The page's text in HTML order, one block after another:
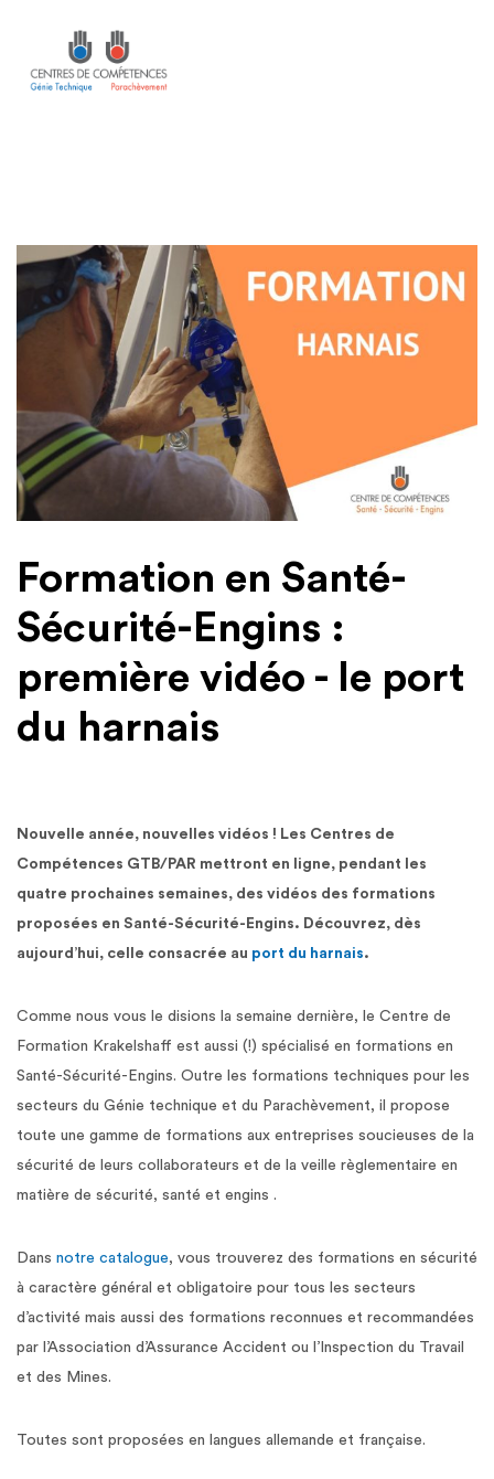
Formation en Santé-
Sécurité-Engins :
première vidéo - le port
du harnais
Nouvelle année, nouvelles vidéos ! Les Centres de
Compétences GTB/PAR mettront en ligne, pendant les
quatre prochaines semaines, des vidéos des formations
proposées en Santé-Sécurité-Engins. Découvrez, dès
aujourd’hui, celle consacrée au port du harnais.
Comme nous vous le disions la semaine dernière, le Centre de
Formation Krakelshaff est aussi (!) spécialisé en formations en
Santé-Sécurité-Engins. Outre les formations techniques pour les
secteurs du Génie technique et du Parachèvement, il propose
toute une gamme de formations aux entreprises soucieuses de la
sécurité de leurs collaborateurs et de la veille règlementaire en
matière de sécurité, santé et engins .
Dans notre catalogue, vous trouverez des formations en sécurité
à caractère général et obligatoire pour tous les secteurs
d’activité mais aussi des formations reconnues et recommandées
par l’Association d’Assurance Accident ou l’Inspection du Travail
et des Mines.
Toutes sont proposées en langues allemande et française.